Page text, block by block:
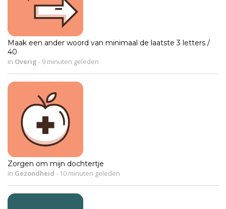
Maak een ander woord van minimaal de laatste 3 letters /
40
in Overig - 9 minuten geleden
Zorgen om mijn dochtertje
in Gezondheid - 10 minuten geleden